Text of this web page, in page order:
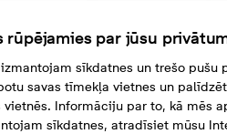
rūpējamies par jūsu
sīkdatnes un trešo
savas tīmekļa vietnes un
vietnēs. Informāciju par to, kā mēs
sīkdatnes, atradīsiet mūsu